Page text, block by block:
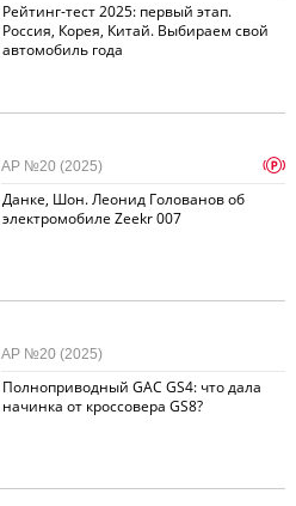
Рейтинг-тест 2025: первый этап.
Россия, Корея, Китай. Выбираем свой
автомобиль года
Данке, Шон. Леонид Голованов об
электромобиле Zeekr 007
АР №20 (2025) p
Полноприводный GAC GS4: что дала
начинка от кроссовера GS8?
АР №20 (2025)